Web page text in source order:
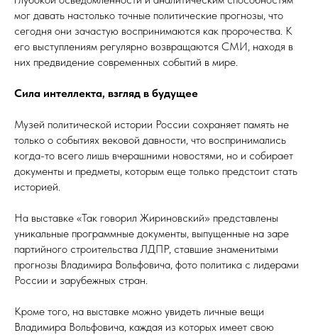
мог давать настолько точные политические прогнозы, что
сегодня они зачастую воспринимаются как пророчества. К
его выступлениям регулярно возвращаются СМИ, находя в
них предвидение современных событий в мире.
Сила интеллекта, взгляд в будущее
Музей политической истории России сохраняет память не
только о событиях вековой давности, что воспринимались
когда-то всего лишь вчерашними новостями, но и собирает
документы и предметы, которым еще только предстоит стать
историей.
На выставке «Так говорил Жириновский» представлены
уникальные программные документы, выпущенные на заре
партийного строительства ЛДПР, ставшие знаменитыми
прогнозы Владимира Вольфовича, фото политика с лидерами
России и зарубежных стран.
Кроме того, на выставке можно увидеть личные вещи
Владимира Вольфовича, каждая из которых имеет свою